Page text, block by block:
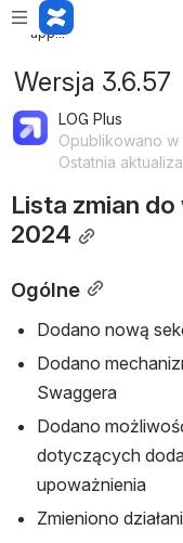
Loading
app...
Wersja 3.6.57
LOG Plus
Opublikowano w
Ostatnia
Lista zmian
2024
Ogólne
Dodano nową
Dodano
Swaggera
Dodano
dotyczących
upoważnienia
Zmieniono